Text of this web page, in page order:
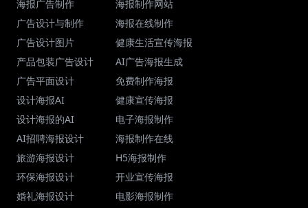
海报广告制作
广告设计与制作
广告设计图片
产品包装广告设计
广告平面设计
设计海报AI
设计海报的AI
AI招聘海报设计
旅游海报设计
环保海报设计
婚礼海报设计
海报制作网站
海报在线制作
健康生活宣传海报
AI广告海报生成
免费制作海报
健康宣传海报
电子海报制作
海报制作在线
H5海报制作
开业宣传海报
电影海报制作